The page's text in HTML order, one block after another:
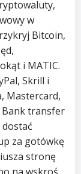
w
Bitcoin,
i MATIC.
Skrill i
Mastercard,
Bank transfer
za gotówkę
stronę